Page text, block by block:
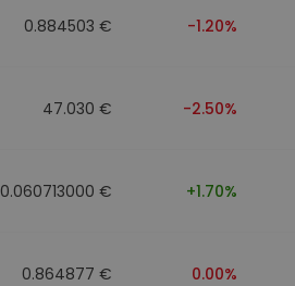
0.884503 € -1.20%
47.030 € -2.50%
0.060713000 € +1.70%
0.864877 € 0.00%